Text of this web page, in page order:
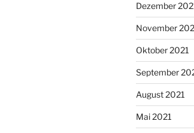
Dezember
November
Oktober 2021
September
August 2021
Mai 2021